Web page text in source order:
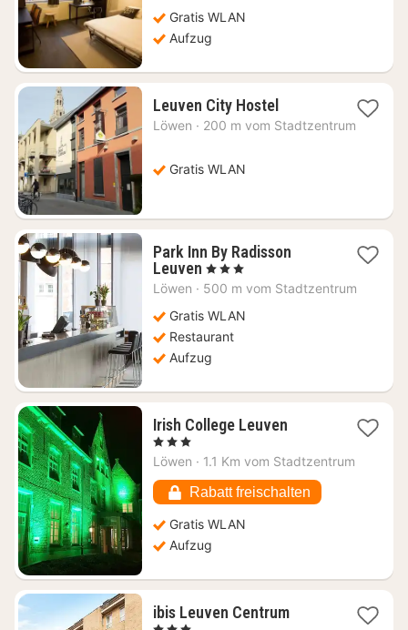
Gratis WLAN
Aufzug
Leuven City Hostel1
Nacht
Löwen · 200 m vom Stadtzentrum
Gratis WLAN
Park Inn By Radisson
Leuven 1
Nacht
75,54
€
, 3 Sterne
Löwen · 500 m vom Stadtzentrum
Gratis WLAN
Restaurant
Aufzug
Irish College Leuven1
ab
€
, 3 Sterne
Löwen · 1.1 Km vom Stadtzentrum
Rabatt freischalten
Gratis WLAN
Aufzug
ibis Leuven Centrum1